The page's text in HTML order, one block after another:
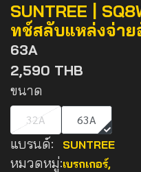
SUNTREE |
ทช์สลับแหล่งจ่าย
63A
2,590 THB
ขนาด
32A 63A
แบรนด์: SUNTREE
หมวดหมู่:เบรกเกอร์,